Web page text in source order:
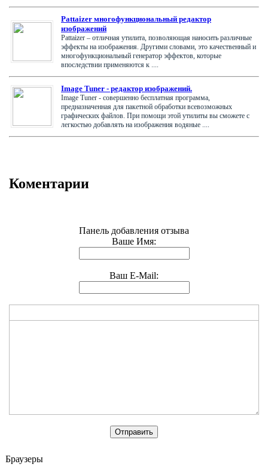
Pattaizer многофункциональный редактор
изображений
Pattaizer – отличная утилита, позволяющая наносить различные
эффекты на изображения. Другими словами, это качественный и
многофункциональный генератор эффектов, которые
впоследствии применяются к ....
Image Tuner - редактор изображений.
Image Tuner - совершенно бесплатная программа,
предназначенная для пакетной обработки всевозможных
графических файлов. При помощи этой утилиты вы сможете с
легкостью добавлять на изображения водяные ....
Коментарии
Панель добавления отзыва
Ваше Имя:
Ваш E-Mail:
Браузеры